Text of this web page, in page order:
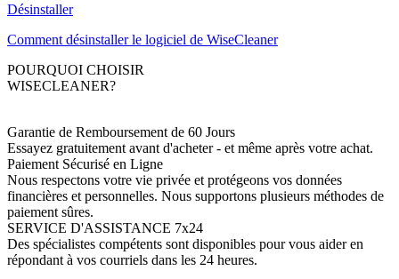
Désinstaller
Comment désinstaller le logiciel de WiseCleaner
POURQUOI CHOISIR
WISECLEANER?
Garantie de Remboursement de 60 Jours
Essayez gratuitement avant d'acheter - et même après votre achat.
Paiement Sécurisé en Ligne
Nous respectons votre vie privée et protégeons vos données
financières et personnelles. Nous supportons plusieurs méthodes de
paiement sûres.
SERVICE D'ASSISTANCE 7x24
Des spécialistes compétents sont disponibles pour vous aider en
répondant à vos courriels dans les 24 heures.